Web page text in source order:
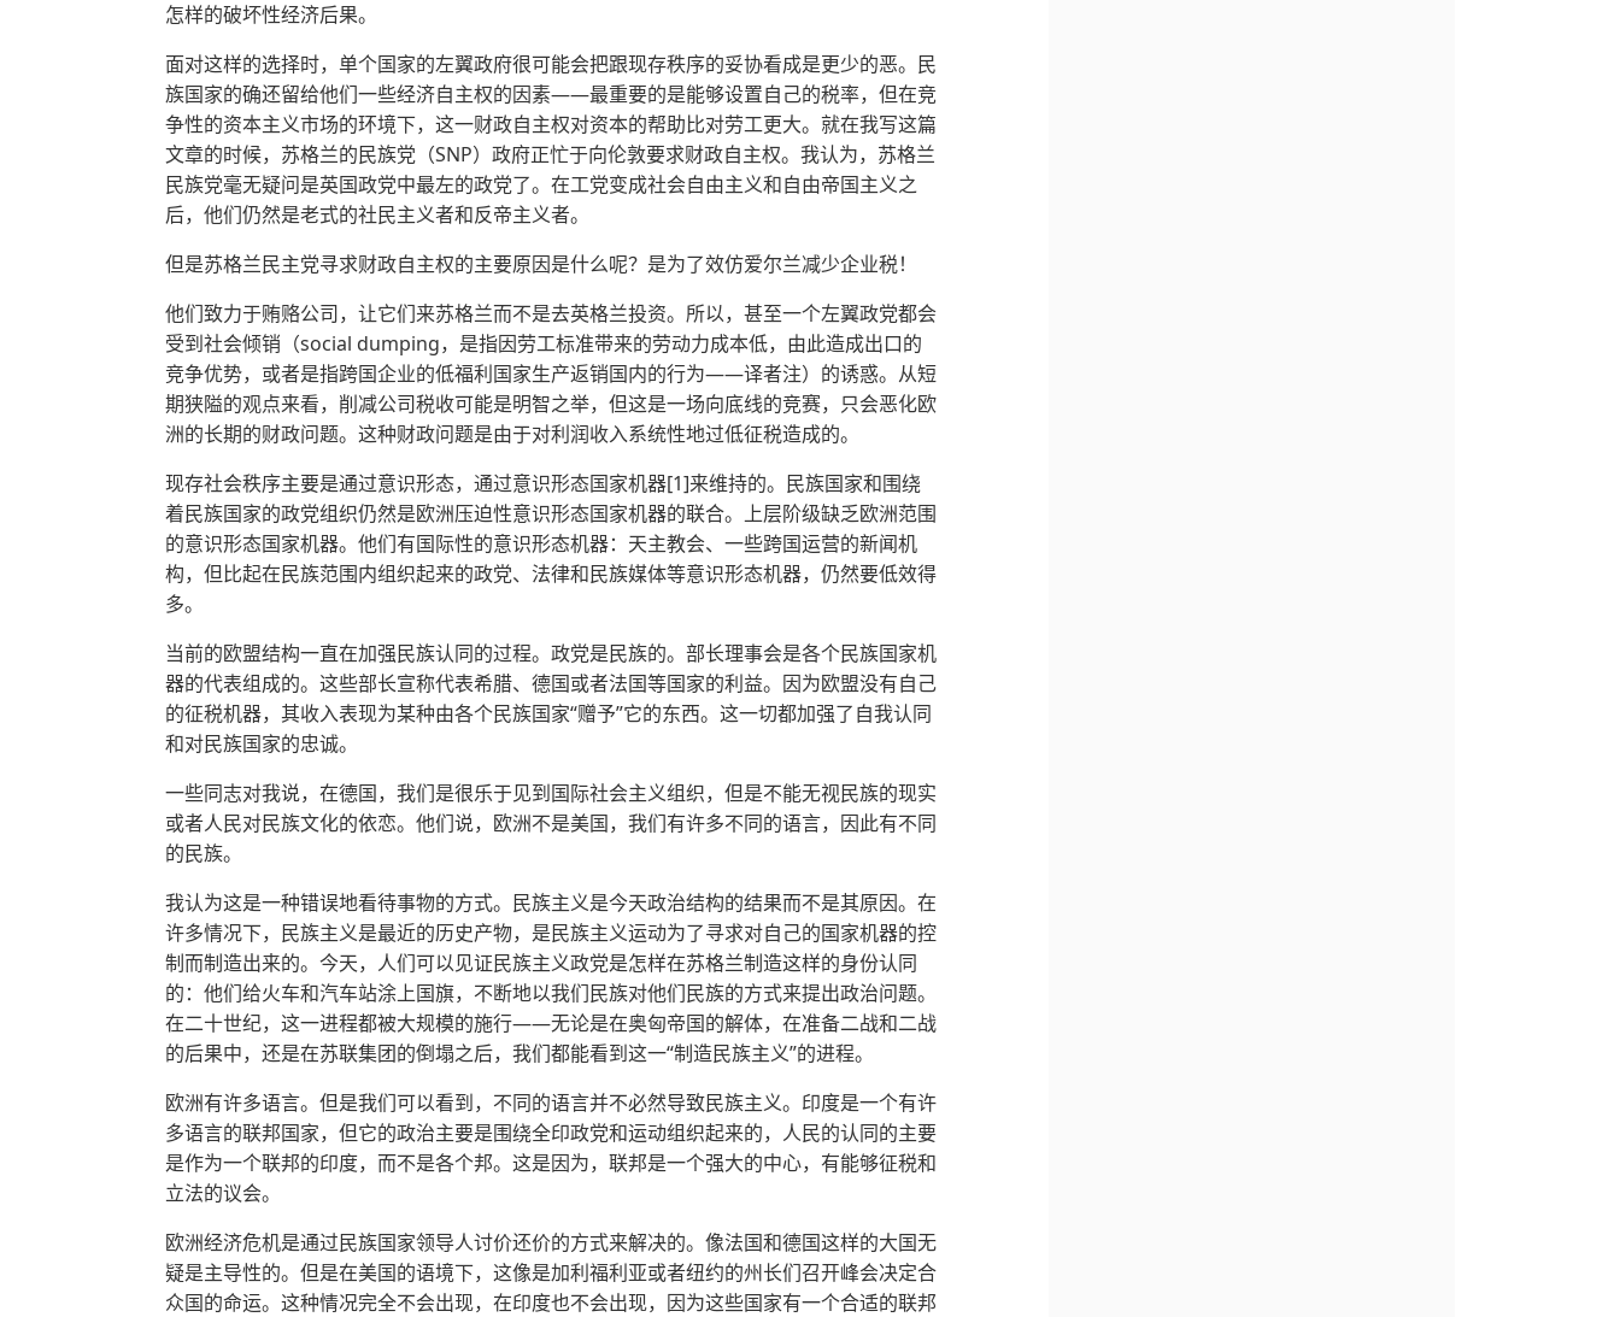
怎样的破坏性经济后果。
面对这样的选择时，单个国家的左翼政府很可能会把跟现存秩序的妥协看成是更少的恶。民
族国家的确还留给他们一些经济自主权的因素——最重要的是能够设置自己的税率，但在竞
争性的资本主义市场的环境下，这一财政自主权对资本的帮助比对劳工更大。就在我写这篇
文章的时候，苏格兰的民族党（SNP）政府正忙于向伦敦要求财政自主权。我认为，苏格兰
民族党毫无疑问是英国政党中最左的政党了。在工党变成社会自由主义和自由帝国主义之
后，他们仍然是老式的社民主义者和反帝主义者。
但是苏格兰民主党寻求财政自主权的主要原因是什么呢？是为了效仿爱尔兰减少企业税！
他们致力于贿赂公司，让它们来苏格兰而不是去英格兰投资。所以，甚至一个左翼政党都会
受到社会倾销（social dumping，是指因劳工标准带来的劳动力成本低，由此造成出口的
竞争优势，或者是指跨国企业的低福利国家生产返销国内的行为——译者注）的诱惑。从短
期狭隘的观点来看，削减公司税收可能是明智之举，但这是一场向底线的竞赛，只会恶化欧
洲的长期的财政问题。这种财政问题是由于对利润收入系统性地过低征税造成的。
现存社会秩序主要是通过意识形态，通过意识形态国家机器[1]来维持的。民族国家和围绕
着民族国家的政党组织仍然是欧洲压迫性意识形态国家机器的联合。上层阶级缺乏欧洲范围
的意识形态国家机器。他们有国际性的意识形态机器：天主教会、一些跨国运营的新闻机
构，但比起在民族范围内组织起来的政党、法律和民族媒体等意识形态机器，仍然要低效得
多。
当前的欧盟结构一直在加强民族认同的过程。政党是民族的。部长理事会是各个民族国家机
器的代表组成的。这些部长宣称代表希腊、德国或者法国等国家的利益。因为欧盟没有自己
的征税机器，其收入表现为某种由各个民族国家“赠予”它的东西。这一切都加强了自我认同
和对民族国家的忠诚。
一些同志对我说，在德国，我们是很乐于见到国际社会主义组织，但是不能无视民族的现实
或者人民对民族文化的依恋。他们说，欧洲不是美国，我们有许多不同的语言，因此有不同
的民族。
我认为这是一种错误地看待事物的方式。民族主义是今天政治结构的结果而不是其原因。在
许多情况下，民族主义是最近的历史产物，是民族主义运动为了寻求对自己的国家机器的控
制而制造出来的。今天，人们可以见证民族主义政党是怎样在苏格兰制造这样的身份认同
的：他们给火车和汽车站涂上国旗，不断地以我们民族对他们民族的方式来提出政治问题。
在二十世纪，这一进程都被大规模的施行——无论是在奥匈帝国的解体，在准备二战和二战
的后果中，还是在苏联集团的倒塌之后，我们都能看到这一“制造民族主义”的进程。
欧洲有许多语言。但是我们可以看到，不同的语言并不必然导致民族主义。印度是一个有许
多语言的联邦国家，但它的政治主要是围绕全印政党和运动组织起来的，人民的认同的主要
是作为一个联邦的印度，而不是各个邦。这是因为，联邦是一个强大的中心，有能够征税和
立法的议会。
欧洲经济危机是通过民族国家领导人讨价还价的方式来解决的。像法国和德国这样的大国无
疑是主导性的。但是在美国的语境下，这像是加利福利亚或者纽约的州长们召开峰会决定合
众国的命运。这种情况完全不会出现，在印度也不会出现，因为这些国家有一个合适的联邦